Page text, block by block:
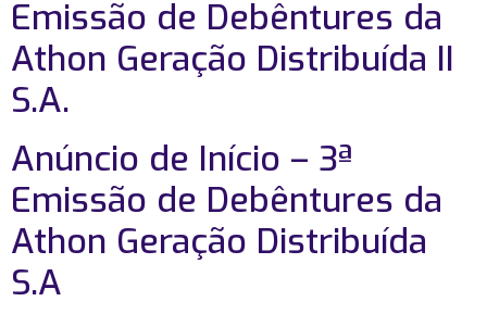
Emissão de Debêntures da
Athon Geração Distribuída II
S.A.
Anúncio de Início – 3ª
Emissão de Debêntures da
Athon Geração Distribuída
S.A